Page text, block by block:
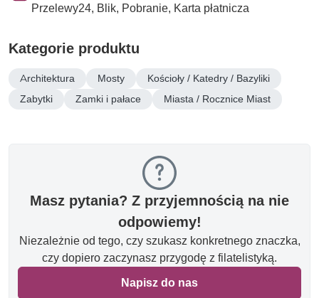
Przelewy24, Blik, Pobranie, Karta płatnicza
Kategorie produktu
Architektura Mosty
Kościoły / Katedry / Bazyliki
Zabytki
Zamki i pałace Miasta / Rocznice Miast
Masz pytania? Z przyjemnością na nie
odpowiemy!
Niezależnie od tego, czy szukasz konkretnego znaczka,
czy dopiero zaczynasz przygodę z filatelistyką.
Napisz do nas